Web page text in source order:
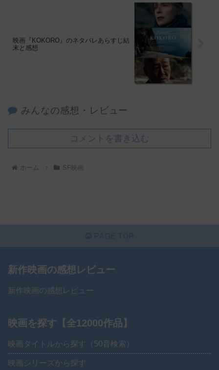
映画『KOKORO』のネタバレあらすじ結
末と感想
みんなの感想・レビュー
コメントを書き込む
ホーム SF映画
新作映画の感想レビュー
新作映画の感想レビュー
映画を探す【全12000作品】
映画タイトルから探す（50音検索）
映画シリーズから探す